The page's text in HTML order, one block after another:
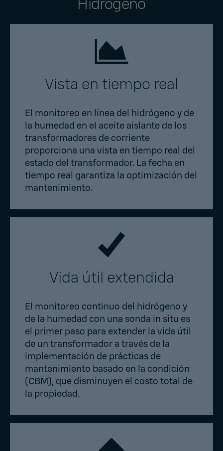
Vista en tiempo real
El monitoreo en línea del hidrógeno y de
la humedad en el aceite aislante de los
transformadores de corriente
proporciona una vista en tiempo real del
estado del transformador. La fecha en
tiempo real garantiza la optimización del
mantenimiento.
Vida útil extendida
El monitoreo continuo del hidrógeno y
de la humedad con una sonda in situ es
el primer paso para extender la vida útil
de un transformador a través de la
implementación de prácticas de
mantenimiento basado en la condición
(CBM), que disminuyen el costo total de
la propiedad.